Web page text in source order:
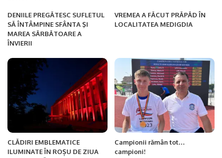
DENIILE PREGĂTESC SUFLETUL
SĂ ÎNTÂMPINE SFÂNTA ŞI
MAREA SĂRBĂTOARE A
ÎNVIERII
VREMEA A FĂCUT PRĂPĂD ÎN
LOCALITATEA MEDIGDIA
CLĂDIRI EMBLEMATICE
ILUMINATE ÎN ROȘU DE ZIUA
Campionii rămân tot…
campioni!